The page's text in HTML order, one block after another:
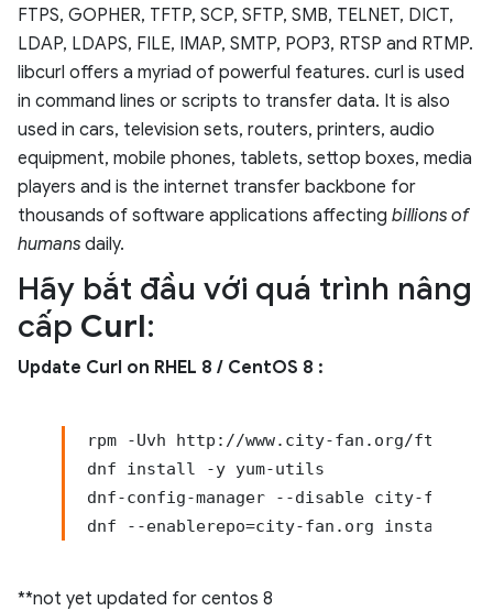
FTPS, GOPHER, TFTP, SCP, SFTP, SMB, TELNET, DICT,
LDAP, LDAPS, FILE, IMAP, SMTP, POP3, RTSP and RTMP.
libcurl offers a myriad of powerful features. curl is used
in command lines or scripts to transfer data. It is also
used in cars, television sets, routers, printers, audio
equipment, mobile phones, tablets, settop boxes, media
players and is the internet transfer backbone for
thousands of software applications affecting billions of
humans daily.
Hãy bắt đầu với quá trình nâng
cấp Curl:
Update Curl on RHEL 8 / CentOS 8 :
rpm -Uvh http://www.city-fan.org/ftp/
dnf install -y yum-utils
dnf-config-manager --disable city-fan.org
dnf --enablerepo=city-fan.org install
**not yet updated for centos 8